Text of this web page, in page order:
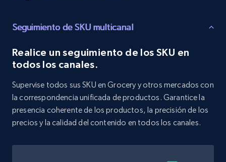
Target - Discover products by specified
URL, Product id, Title, Product description,
Rating, Reviews count, Initial price, Discount,
and more.
Seguimiento de SKU multicanal
Realice un seguimiento de los SKU en
todos los canales.
Supervise todos sus SKU en Grocery y otros mercados con
la correspondencia unificada de productos. Garantice la
presencia coherente de los productos, la precisión de los
precios y la calidad del contenido en todos los canales.